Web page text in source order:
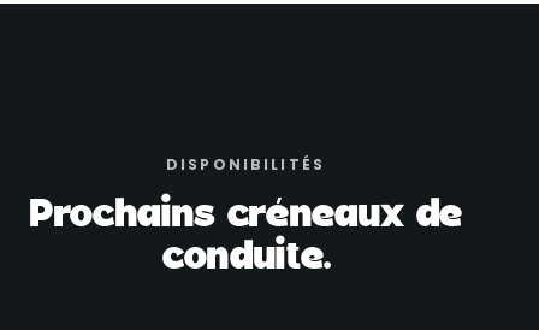
DISPONIBILITÉS
Prochains créneaux de
conduite.